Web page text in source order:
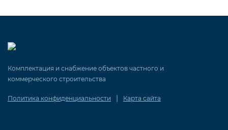
Комплектация и снабжение объектов частного и
коммерческого строительства
Политика конфиденциальности Карта сайта